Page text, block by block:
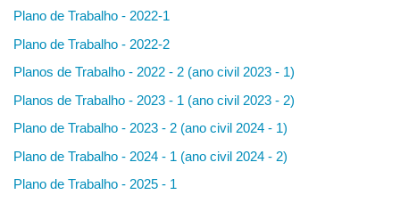
Plano de Trabalho - 2022-1
Plano de Trabalho - 2022-2
Planos de Trabalho - 2022 - 2 (ano civil 2023 - 1)
Planos de Trabalho - 2023 - 1 (ano civil 2023 - 2)
Plano de Trabalho - 2023 - 2 (ano civil 2024 - 1)
Plano de Trabalho - 2024 - 1 (ano civil 2024 - 2)
Plano de Trabalho - 2025 - 1